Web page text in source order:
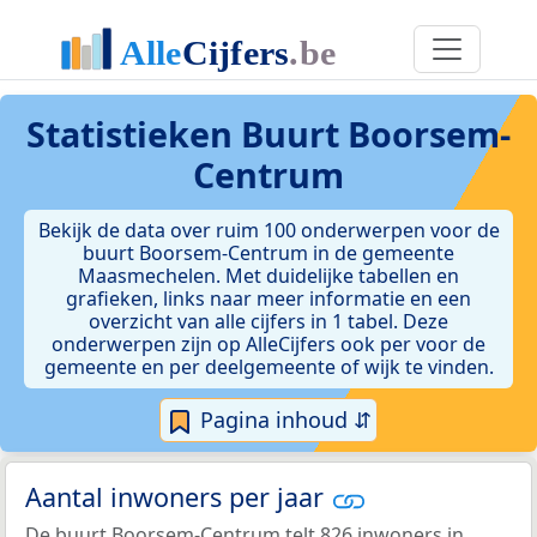
Statistieken Buurt Boorsem-
Centrum
Bekijk de data over ruim 100 onderwerpen voor de
buurt Boorsem-Centrum in de gemeente
Maasmechelen. Met duidelijke tabellen en
grafieken, links naar meer informatie en een
overzicht van alle cijfers in 1 tabel. Deze
onderwerpen zijn op AlleCijfers ook per voor de
gemeente en per deelgemeente of wijk te vinden.
Pagina inhoud ⇵
Aantal inwoners per jaar